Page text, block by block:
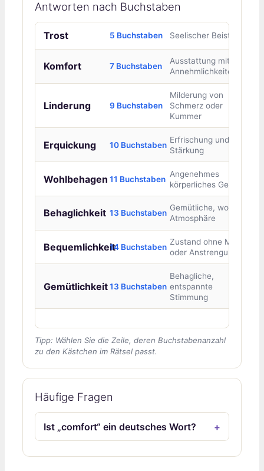
Antworten nach Buchstaben
Trost 5 Buchstaben Seelischer Beistand
Komfort 7 Buchstaben
Ausstattung mit
Annehmlichkeiten
Linderung 9 Buchstaben
Milderung von
Schmerz oder
Kummer
Erquickung 10 Buchstaben
Erfrischung und
Stärkung
Wohlbehagen 11 Buchstaben
Angenehmes
körperliches Gefühl
Behaglichkeit 13 Buchstaben
Gemütliche, wohlige
Atmosphäre
Bequemlichkeit14 Buchstaben
Zustand ohne Mühe
oder Anstrengung
Gemütlichkeit 13 Buchstaben
Behagliche,
entspannte
Stimmung
Tipp: Wählen Sie die Zeile, deren Buchstabenanzahl
zu den Kästchen im Rätsel passt.
Häufige Fragen
Ist „comfort“ ein deutsches Wort?